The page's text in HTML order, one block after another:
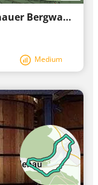
Ruta circular Rüdenau 1: Rüdenauer Bergwanderweg
Medium